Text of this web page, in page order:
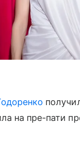
на пре-пати